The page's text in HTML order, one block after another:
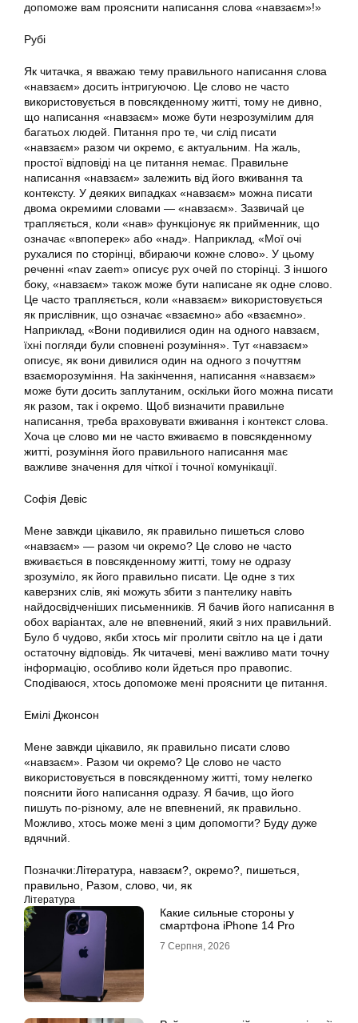
допоможе вам прояснити написання слова «навзаєм»!»
Рубі
Як читачка, я вважаю тему правильного написання слова
«навзаєм» досить інтригуючою. Це слово не часто
використовується в повсякденному житті, тому не дивно,
що написання «навзаєм» може бути незрозумілим для
багатьох людей. Питання про те, чи слід писати
«навзаєм» разом чи окремо, є актуальним. На жаль,
простої відповіді на це питання немає. Правильне
написання «навзаєм» залежить від його вживання та
контексту. У деяких випадках «навзаєм» можна писати
двома окремими словами — «навзаєм». Зазвичай це
трапляється, коли «нав» функціонує як прийменник, що
означає «впоперек» або «над». Наприклад, «Мої очі
рухалися по сторінці, вбираючи кожне слово». У цьому
реченні «nav zaem» описує рух очей по сторінці. З іншого
боку, «навзаєм» також може бути написане як одне слово.
Це часто трапляється, коли «навзаєм» використовується
як прислівник, що означає «взаємно» або «взаємно».
Наприклад, «Вони подивилися один на одного навзаєм,
їхні погляди були сповнені розуміння». Тут «навзаєм»
описує, як вони дивилися один на одного з почуттям
взаєморозуміння. На закінчення, написання «навзаєм»
може бути досить заплутаним, оскільки його можна писати
як разом, так і окремо. Щоб визначити правильне
написання, треба враховувати вживання і контекст слова.
Хоча це слово ми не часто вживаємо в повсякденному
житті, розуміння його правильного написання має
важливе значення для чіткої і точної комунікації.
Софія Девіс
Мене завжди цікавило, як правильно пишеться слово
«навзаєм» — разом чи окремо? Це слово не часто
вживається в повсякденному житті, тому не одразу
зрозуміло, як його правильно писати. Це одне з тих
каверзних слів, які можуть збити з пантелику навіть
найдосвідченіших письменників. Я бачив його написання в
обох варіантах, але не впевнений, який з них правильний.
Було б чудово, якби хтось міг пролити світло на це і дати
остаточну відповідь. Як читачеві, мені важливо мати точну
інформацію, особливо коли йдеться про правопис.
Сподіваюся, хтось допоможе мені прояснити це питання.
Емілі Джонсон
Мене завжди цікавило, як правильно писати слово
«навзаєм». Разом чи окремо? Це слово не часто
використовується в повсякденному житті, тому нелегко
пояснити його написання одразу. Я бачив, що його
пишуть по-різному, але не впевнений, як правильно.
Можливо, хтось може мені з цим допомогти? Буду дуже
вдячний.
Позначки:Література, навзаєм?, окремо?, пишеться,
правильно, Разом, слово, чи, як
Література
Какие сильные стороны у
смартфона iPhone 14 Pro
7 Серпня, 2026